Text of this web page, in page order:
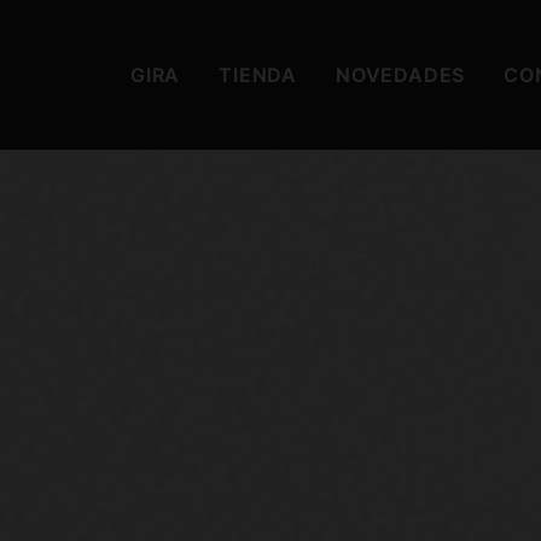
GIRA TIENDA NOVEDADES